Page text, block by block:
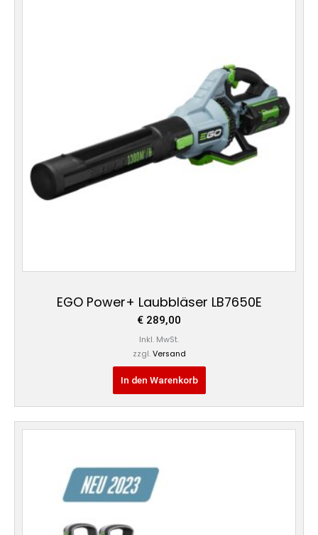
EGO Power+ Laubbläser LB7650E
€ 289,00
Inkl. MwSt.
zzgl. Versand
In den Warenkorb